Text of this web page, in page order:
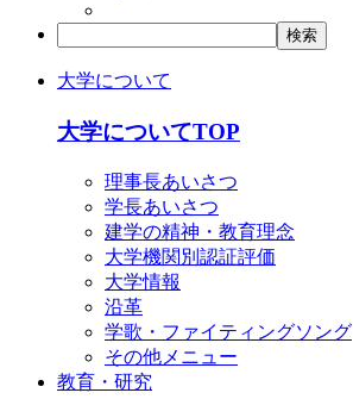
大学について
大学についてTOP
理事長あいさつ
学長あいさつ
建学の精神・教育理念
大学機関別認証評価
大学情報
沿革
学歌・ファイティングソング
その他メニュー
教育・研究